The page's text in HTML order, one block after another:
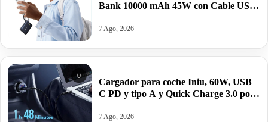
Bank 10000 mAh 45W con Cable USB-
7 Ago, 2026
0
Cargador para coche Iniu, 60W, USB
C PD y tipo A y Quick Charge 3.0 por
7 Ago, 2026